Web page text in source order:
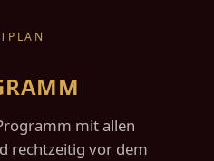
mit allen
rechtzeitig vor dem